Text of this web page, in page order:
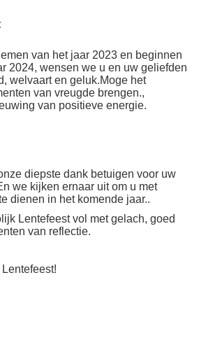
van het jaar 2023 en beginnen
2024, wensen we u en uw geliefden
welvaart en geluk.Moge het
van vreugde brengen.,
van positieve energie.
diepste dank betuigen voor uw
we kijken ernaar uit om u met
dienen in het komende jaar..
Lentefeest vol met gelach, goed
van reflectie.